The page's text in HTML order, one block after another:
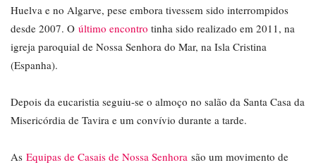
Huelva e no Algarve, pese embora tivessem sido interrompidos
desde 2007. O último encontro tinha sido realizado em 2011, na
igreja paroquial de Nossa Senhora do Mar, na Isla Cristina
(Espanha).
Depois da eucaristia seguiu-se o almoço no salão da Santa Casa da
Misericórdia de Tavira e um convívio durante a tarde.
As Equipas de Casais de Nossa Senhora são um movimento de